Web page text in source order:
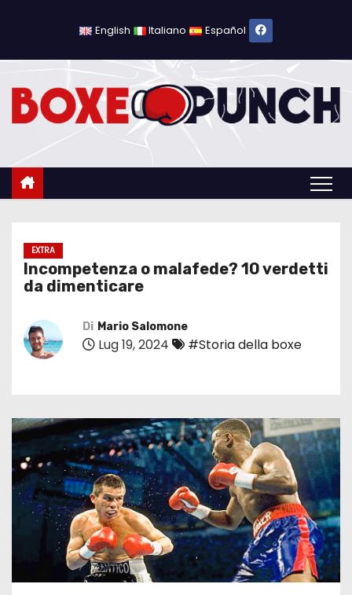
c
English Italiano Español
EXTRA
Incompetenza o malafede? 10 verdetti
da dimenticare
Di Mario Salomone
Lug 19, 2024 #Storia della boxe